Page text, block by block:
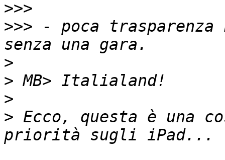
>>>
>>> - poca
>
>
>
> Ecco, questa è una